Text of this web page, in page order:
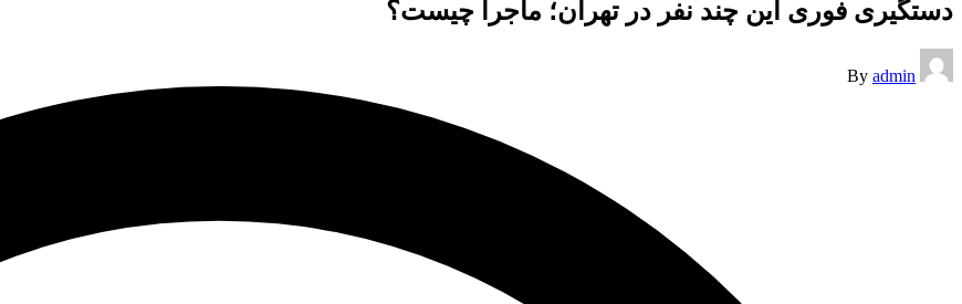
دستگیری فوری این چند نفر در تهران؛ ماجرا چیست؟
Posted
by
By admin